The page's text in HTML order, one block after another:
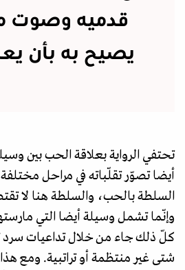
قدميه وصوت
يصيح به بأن
تحتفي الرواية بعلاقة الحب بين
أيضا تصوّر تقلّباته في مراحل مختلفة
السلطة بالحب، والسلطة هنا لا
وإنّما تشمل وسيلة أيضا التي
كلّ ذلك جاء من خلال تداعيات سرد
شتى غير منتظمة أو تراتبية. ومع